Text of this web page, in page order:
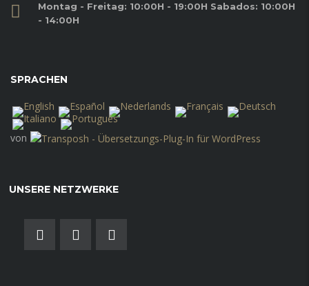
Montag - Freitag: 10:00H - 19:00H Sabados: 10:00H
- 14:00H
SPRACHEN
von
UNSERE NETZWERKE